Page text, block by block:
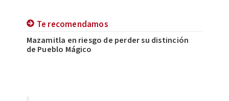
Te recomendamos
Mazamitla en riesgo de perder su distinción
de Pueblo Mágico